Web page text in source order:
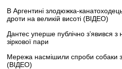
В Аргентині злодюжка-
дроти на великій висоті (ВІДЕО)
Дантес уперше публічно з’явився
зіркової пари
Мережа насмішили спроби собаки
(ВІДЕО)